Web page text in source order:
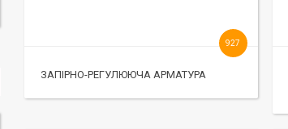
ЗАПІРНО-РЕГУЛЮЮЧА АРМАТУРА
927